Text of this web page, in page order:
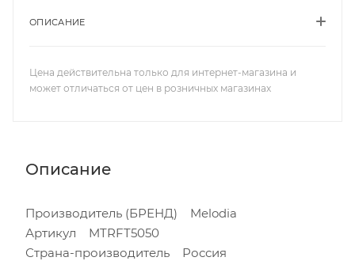
ОПИСАНИЕ
Цена действительна только для интернет-магазина и
может отличаться от цен в розничных магазинах
Описание
Производитель (БРЕНД) Melodia
Артикул MTRFT5050
Страна-производитель Россия